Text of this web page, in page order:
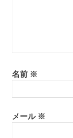
名前 ※
メール ※